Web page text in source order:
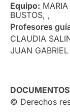
Equipo:
BUSTOS, ,
Profesores
CLAUDIA
JUAN
© Derechos